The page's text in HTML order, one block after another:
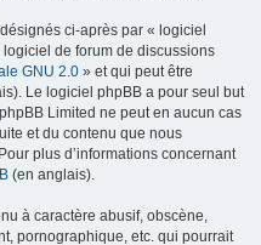
ci-après par « logiciel
de forum de discussions
GNU 2.0 » et qui peut être
Le logiciel phpBB a pour seul but
Limited ne peut en aucun cas
et du contenu que nous
plus d’informations concernant
(en anglais).
à caractère abusif, obscène,
pornographique, etc. qui pourrait